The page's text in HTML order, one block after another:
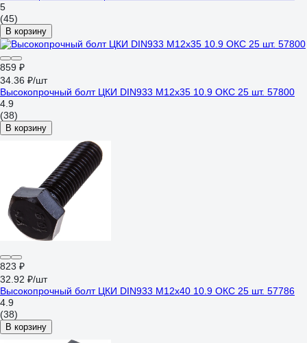
5
(45)
В корзину
859 ₽
34.36 ₽/шт
Высокопрочный болт ЦКИ DIN933 М12х35 10.9 ОКС 25 шт. 57800
4.9
(38)
В корзину
823 ₽
32.92 ₽/шт
Высокопрочный болт ЦКИ DIN933 М12х40 10.9 ОКС 25 шт. 57786
4.9
(38)
В корзину